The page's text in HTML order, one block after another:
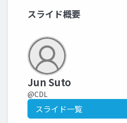
スライド概要
Jun Suto
@CDL
スライド一覧